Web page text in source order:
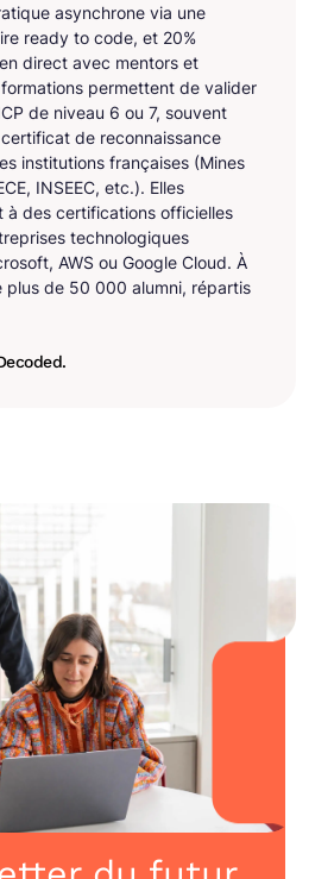
asynchrone via une
ready to code, et 20%
direct avec mentors et
permettent de valider
de niveau 6 ou 7, souvent
de reconnaissance
institutions françaises (Mines
INSEEC, etc.). Elles
à des certifications officielles
technologiques
AWS ou Google Cloud. À
plus de 50 000 alumni, répartis